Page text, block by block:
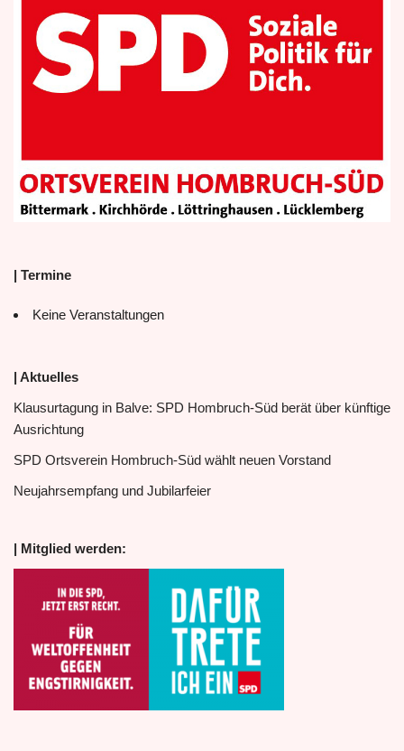
| Termine
Keine Veranstaltungen
| Aktuelles
Klausurtagung in Balve: SPD Hombruch-Süd berät über künftige
Ausrichtung
SPD Ortsverein Hombruch-Süd wählt neuen Vorstand
Neujahrsempfang und Jubilarfeier
| Mitglied werden: